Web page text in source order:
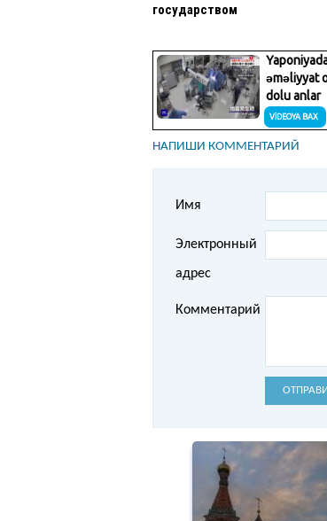
государством
НАПИШИ КОММЕНТАРИЙ
Имя
Электронный
адрес
Комментарий